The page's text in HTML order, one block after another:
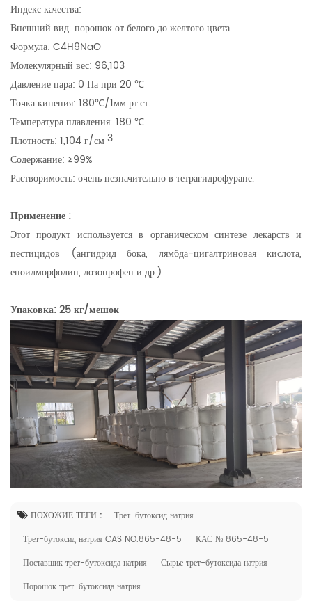
Индекс качества:
Внешний вид: порошок от белого до желтого цвета
Формула: C4H9NaO
Молекулярный вес: 96,103
Давление пара: 0 Па при 20 ℃
Точка кипения: 180℃/1мм рт.ст.
Температура плавления: 180 ℃
Плотность: 1,104 г/см3
Содержание: ≥99%
Растворимость: очень незначительно в тетрагидрофуране.
Применение :
Этот продукт используется в органическом синтезе лекарств и
пестицидов (ангидрид бока, лямбда-цигалтриновая кислота,
еноилморфолин, лозопрофен и др.)
Упаковка: 25 кг/мешок
ПОХОЖИЕ ТЕГИ :
Трет-бутоксид натрия
Трет-бутоксид натрия CAS NO.865-48-5
КАС № 865-48-5
Поставщик трет-бутоксида натрия
Сырье трет-бутоксида натрия
Порошок трет-бутоксида натрия